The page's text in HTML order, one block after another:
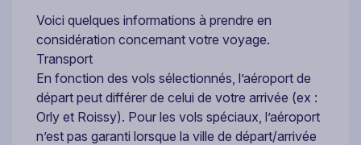
Voici quelques informations à prendre en
considération concernant votre voyage.
Transport
En fonction des vols sélectionnés, l’aéroport de
départ peut différer de celui de votre arrivée (ex :
Orly et Roissy). Pour les vols spéciaux, l’aéroport
n’est pas garanti lorsque la ville de départ/arrivée